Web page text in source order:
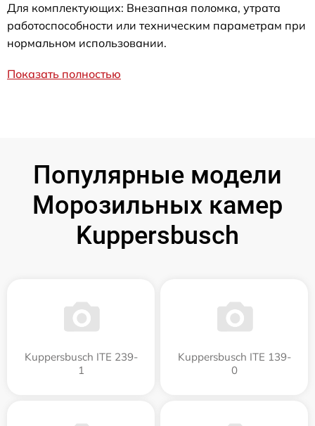
Для комплектующих: Внезапная поломка, утрата
работоспособности или техническим параметрам при
нормальном использовании.
Показать полностью
Популярные модели
Морозильных камер
Kuppersbusch
Kuppersbusch ITE 239-
1
Kuppersbusch ITE 139-
0